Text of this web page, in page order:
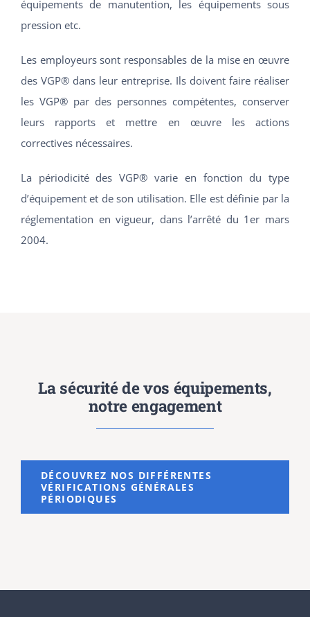
équipements de manutention, les équipements sous
pression etc.
Les employeurs sont responsables de la mise en œuvre
des VGP® dans leur entreprise. Ils doivent faire réaliser
les VGP® par des personnes compétentes, conserver
leurs rapports et mettre en œuvre les actions
correctives nécessaires.
La périodicité des VGP® varie en fonction du type
d’équipement et de son utilisation. Elle est définie par la
réglementation en vigueur, dans l’arrêté du 1er mars
2004.
La sécurité de vos équipements,
notre engagement
DÉCOUVREZ NOS DIFFÉRENTES
VÉRIFICATIONS GÉNÉRALES
PÉRIODIQUES